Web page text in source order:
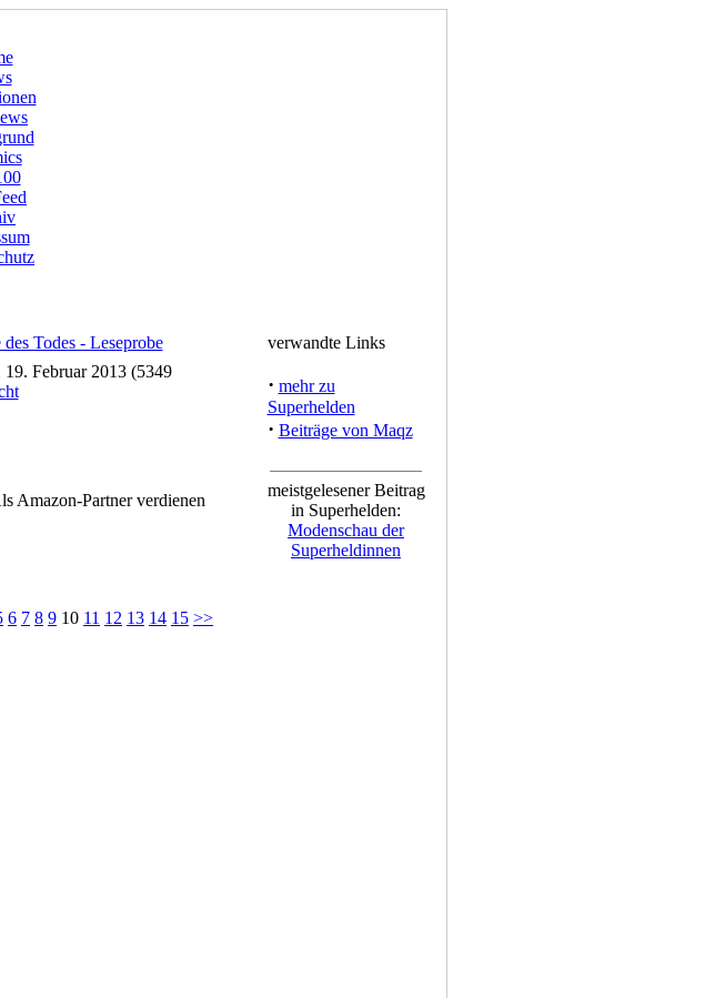
Todes - Leseprobe
Februar 2013 (5349
Amazon-Partner verdienen
verwandte Links
· mehr zu
Superhelden
· Beiträge von Maqz
meistgelesener Beitrag
in Superhelden:
Modenschau der
Superheldinnen
6 7 8 9 10 11 12 13 14 15 >>